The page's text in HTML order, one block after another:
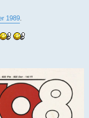
1989.